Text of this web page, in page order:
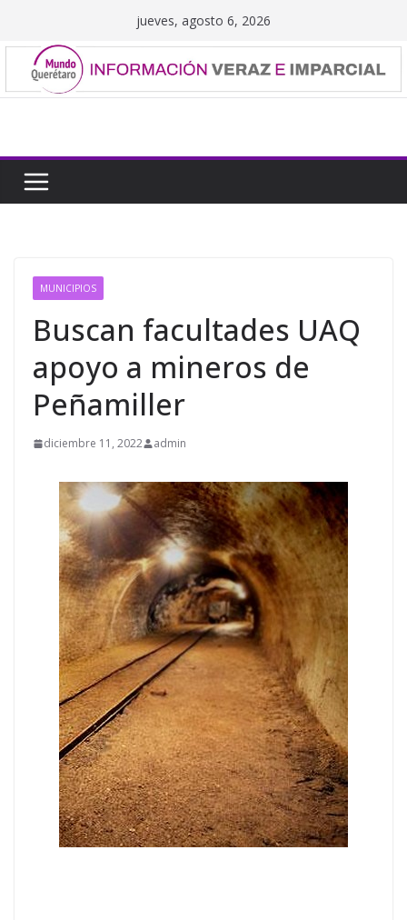
contenido
jueves, agosto 6, 2026
MUNICIPIOS
Buscan facultades UAQ
apoyo a mineros de
Peñamiller
diciembre 11, 2022 admin